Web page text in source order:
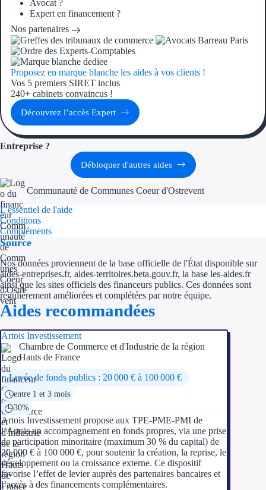
Blog
Contactez-nous
Avocat ?
Expert en financement ?
Nos partenaires
Proposez en marque blanche les aides à vos clients !
Vos 5 premiers SIRET inclus
240+ cabinets convaincus !
Découvrez l’accès Expert
Entreprise ?
Débloquer d'autres aides
Communauté de Communes Coeur d'Ostrevent
L'essentiel de l'aide
Conditions
Compléments
Source
Nos données proviennent de la base officielle de l'État disponible sur
aides-entreprises.fr, aides-territoires.beta.gouv.fr, la base les-aides.fr
ainsi que les sites officiels des financeurs publics. Ces données sont
régulièrement améliorées et complétées par notre équipe.
Aides recommandées
Artois Investissement
Chambre de Commerce et d'Industrie de la région
Hauts de France
Levée de fonds publics : 20 000 € à 100 000 €
entre 1 et 3 mois
30%
Artois Investissement propose aux TPE-PME-PMI de
l’Artois un accompagnement en fonds propres, via une prise
de participation minoritaire (maximum 30 % du capital) de
20 000 € à 100 000 €, pour soutenir la création, la reprise, le
développement ou la croissance externe. Ce dispositif
favorise l’effet de levier auprès des partenaires bancaires et
l’accès à des financements complémentaires.